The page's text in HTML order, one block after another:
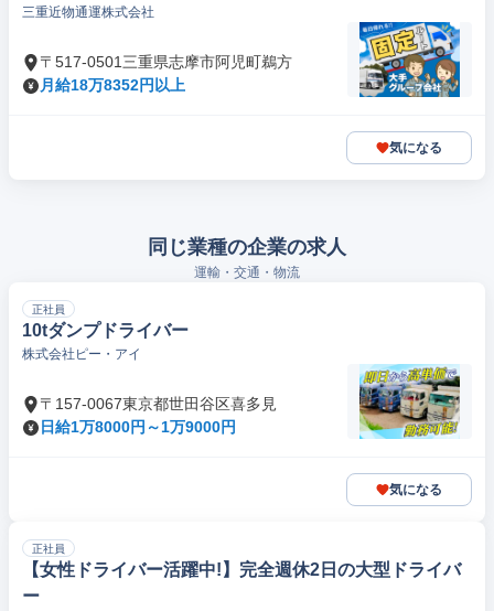
三重近物通運株式会社
〒517-0501三重県志摩市阿児町鵜方
月給18万8352円以上
気になる
同じ業種の企業の求人
運輸・交通・物流
正社員
10tダンプドライバー
株式会社ピー・アイ
〒157-0067東京都世田谷区喜多見
日給1万8000円～1万9000円
気になる
正社員
【女性ドライバー活躍中!】完全週休2日の大型ドライバ
ー